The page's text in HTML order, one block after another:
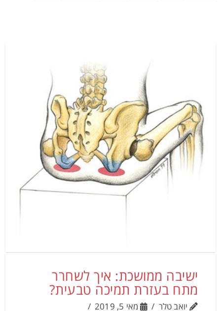
ישיבה ממושכת: איך לשחרר
מתח בעזרת תמיכה טבעית?
יואב טלר מאי 5, 2019